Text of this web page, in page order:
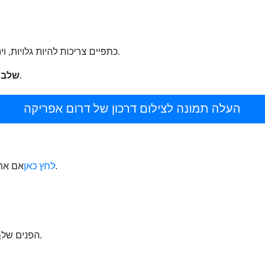
כתפיים צריכות להיות גלויות, ויהיה מספיק מקום סביב הראש לקצוץ התצלום.
שלב 2:העלה את התמונה כדי ליצור תמונה בגודל הדרכון.
העלה תמונה לצילום דרכון של דרום אפריקה
לחץ כאןאם אתה רוצה לעשות תמונות דרכון / ויזה למדינות אחרות.
הפנים שלך תופסות 29-34 מ"מ או 70 - 80% מהתצלום.